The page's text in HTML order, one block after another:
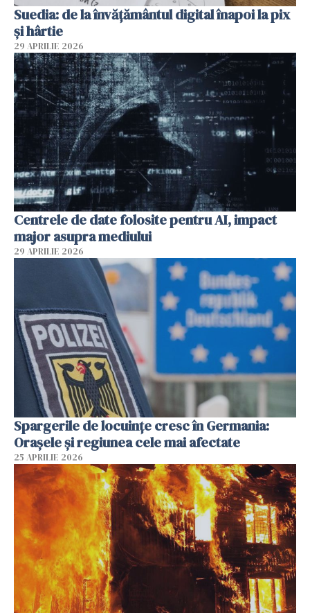
Suedia: de la învățământul digital înapoi la pix
și hârtie
29 APRILIE 2026
Centrele de date folosite pentru AI, impact
major asupra mediului
29 APRILIE 2026
Spargerile de locuințe cresc în Germania:
Orașele și regiunea cele mai afectate
25 APRILIE 2026